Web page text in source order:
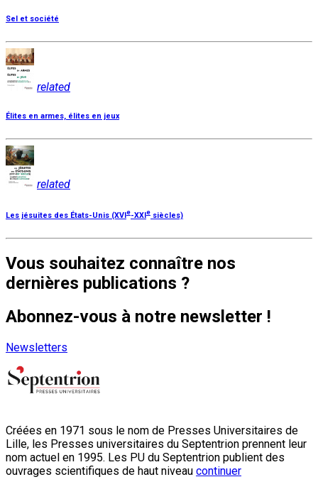
Sel et société
related
Élites en armes, élites en jeux
related
Les jésuites des États-Unis (XVIe-XXIe siècles)
Vous souhaitez connaître nos
dernières publications ?
Abonnez-vous à notre newsletter !
Newsletters
Créées en 1971 sous le nom de Presses Universitaires de
Lille, les Presses universitaires du Septentrion prennent leur
nom actuel en 1995. Les PU du Septentrion publient des
ouvrages scientifiques de haut niveau continuer